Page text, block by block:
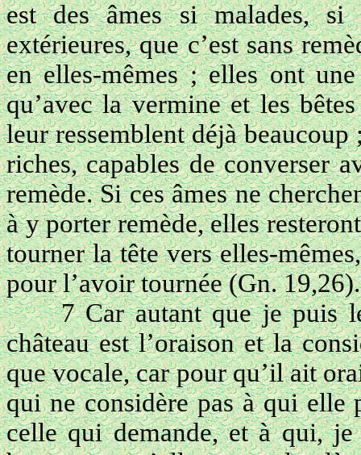
est des âmes si malades, si
extérieures, que c’est sans
en elles-mêmes ; elles ont
qu’avec la vermine et les
leur ressemblent déjà
riches, capables de converser
remède. Si ces âmes ne
à y porter remède, elles
tourner la tête vers elles-
pour l’avoir tournée (Gn. 19,26).
7 Car autant que je puis
château est l’oraison et la
que vocale, car pour qu’il ait
qui ne considère pas à qui elle
celle qui demande, et à qui,